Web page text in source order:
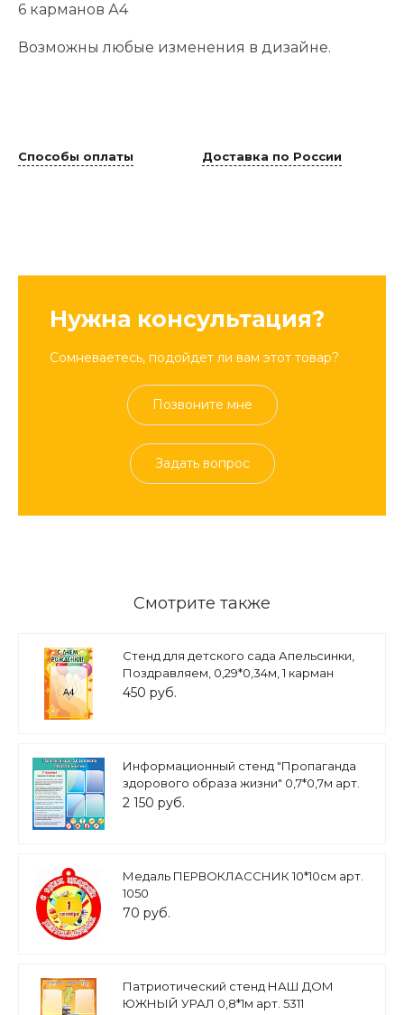
6 карманов А4
Возможны любые изменения в дизайне.
Способы оплаты Доставка по России
Нужна консультация?
Сомневаетесь, подойдет ли вам этот товар?
Позвоните мне
Задать вопрос
Смотрите также
Стенд для детского сада Апельсинки,
Поздравляем, 0,29*0,34м, 1 карман
арт.3275
450 руб.
Информационный стенд "Пропаганда
здорового образа жизни" 0,7*0,7м арт.
МЕД1309
2 150 руб.
Медаль ПЕРВОКЛАССНИК 10*10см арт.
1050
70 руб.
Патриотический стенд НАШ ДОМ
ЮЖНЫЙ УРАЛ 0,8*1м арт. 5311